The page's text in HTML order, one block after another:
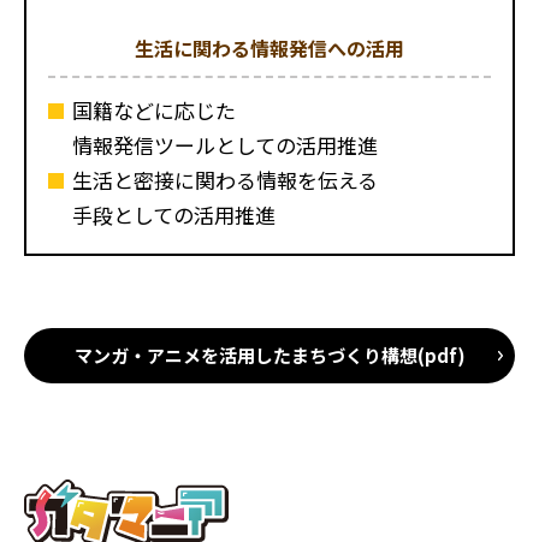
生活に関わる情報発信への活用
国籍などに応じた
情報発信ツールとしての活用推進
生活と密接に関わる情報を伝える
手段としての活用推進
マンガ・アニメを活用したまちづくり構想(pdf)